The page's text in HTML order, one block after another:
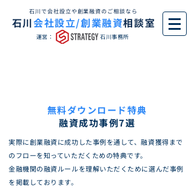
石川で会社設立や創業融資のご相談なら
石川会社設立/創業融資相談室
運営： 石川事務所
無料ダウンロード特典
融資成功事例7選
実際に創業融資に成功した事例を通して、融資獲得まで
のフローを知っていただくための特典です。
​金融機関の融資ルールを理解いただくために選んだ事例
を掲載しております。